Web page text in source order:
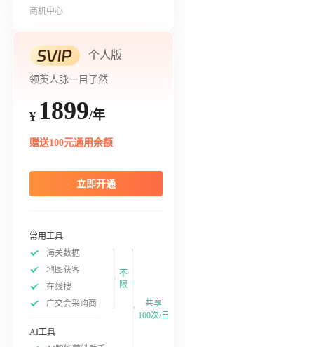
商机中心
个人版
领英人脉一目了然
¥ 1899/年
赠送100元通用余额
立即开通
常用工具
海关数据
地图获客
在线搜
广交会采购商
不
限
AI工具
共享
100次/日